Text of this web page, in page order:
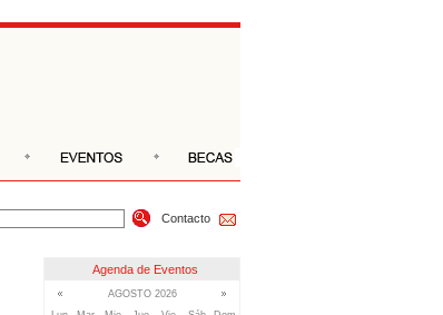
Contacto